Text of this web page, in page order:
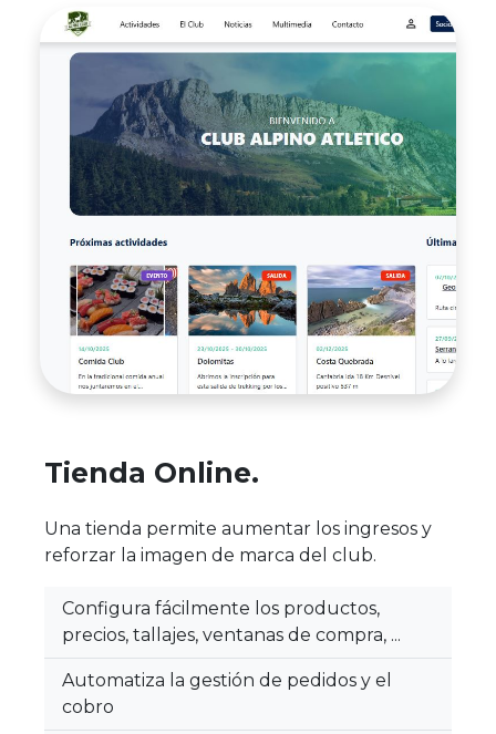
Tienda Online.
Una tienda permite aumentar los ingresos y
reforzar la imagen de marca del club.
Configura fácilmente los productos,
precios, tallajes, ventanas de compra, ...
Automatiza la gestión de pedidos y el
cobro